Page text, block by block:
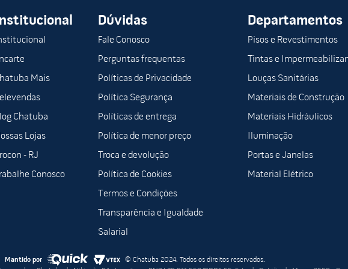
longa vida útil e facilidade de limpeza.
com a maioria dos vasos sanitários ovais.
estilos de banheiro, proporcionando um visual clean.
Oval TPGBR1 Popular Polipropileno Branco Astra oferece praticidade e
confiáveis e duráveis para o seu lar.
Polipropileno Branco Astra e melhore o conforto e a durabilidade do seu banheiro.
Mais
Chatuba
Lojas
- RJ
Conosco
Dúvidas
Fale Conosco
Perguntas frequentas
Políticas de Privacidade
Política Segurança
Políticas de entrega
Política de menor preço
Troca e devolução
Política de Cookies
Termos e Condições
Transparência e Igualdade
Salarial
Departamentos
Pisos e Revestimentos
Tintas e
Louças Sanitárias
Materiais de Construção
Materiais Hidráulicos
Iluminação
Portas e Janelas
Material Elétrico
Mantido por
© Chatuba 2024. Todos os direitos reservados.